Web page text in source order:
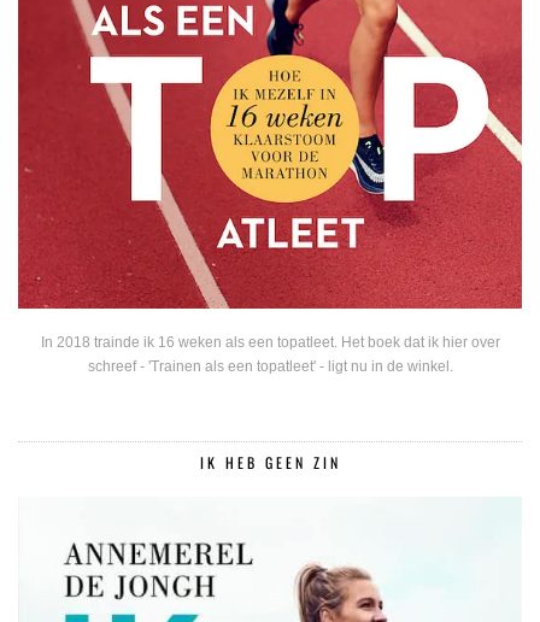
In 2018 trainde ik 16 weken als een topatleet. Het boek dat ik hier over
schreef - 'Trainen als een topatleet' - ligt nu in de winkel.
IK HEB GEEN ZIN